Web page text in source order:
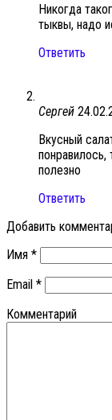
Никогда
тыквы, надо
Ответить
Сергей
Вкусный
понравилось,
полезно
Ответить
Добавить
Имя *
Email *
Комментарий